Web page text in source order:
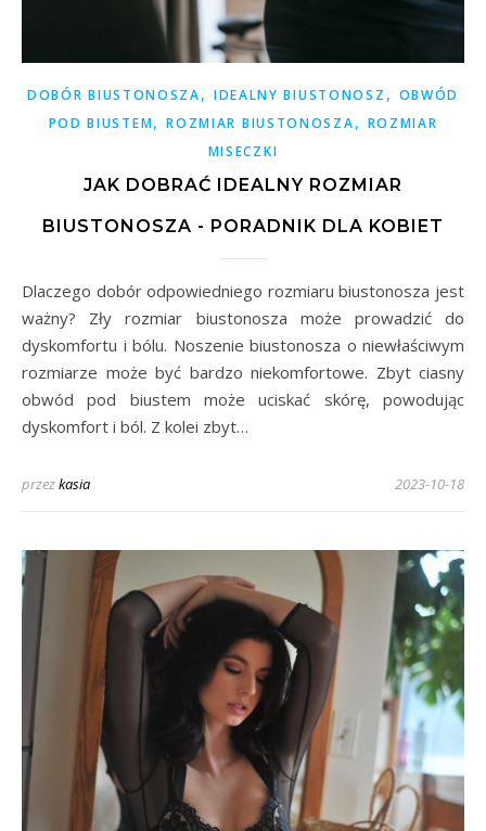
DOBÓR BIUSTONOSZA, IDEALNY BIUSTONOSZ , OBWÓD
POD BIUSTEM,ROZMIAR BIUSTONOSZA, ROZMIAR
MISECZKI
JAK DOBRAĆ IDEALNY ROZMIAR
BIUSTONOSZA - PORADNIK DLA KOBIET
Dlaczego dobór odpowiedniego rozmiaru biustonosza jest
ważny? Zły rozmiar biustonosza może prowadzić do
dyskomfortu i bólu. Noszenie biustonosza o niewłaściwym
rozmiarze może być bardzo niekomfortowe. Zbyt ciasny
obwód pod biustem może uciskać skórę, powodując
dyskomfort i ból. Z kolei zbyt…
przezkasia 2023-10-18